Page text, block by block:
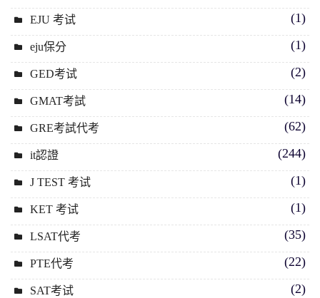
EJU 考试 (1)
eju保分 (1)
GED考试 (2)
GMAT考試 (14)
GRE考試代考 (62)
it認證 (244)
J TEST 考试 (1)
KET 考试 (1)
LSAT代考 (35)
PTE代考 (22)
SAT考试 (2)